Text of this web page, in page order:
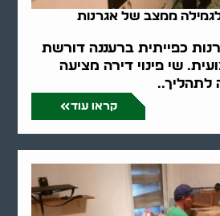
ממצב של אגרנות
כפייתית ברעננה דורשת
שי פינוי דירה מציעה
לתהליך..
קראו עוד